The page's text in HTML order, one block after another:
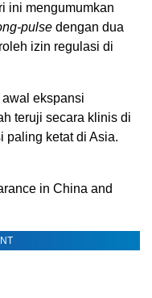
ini mengumumkan
pulse dengan dua
izin regulasi di
ekspansi
teruji secara klinis di
paling ketat di Asia.
in China and